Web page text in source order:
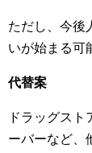
ただし、今後
いが始まる可
代替案
ドラッグスト
ーバーなど、